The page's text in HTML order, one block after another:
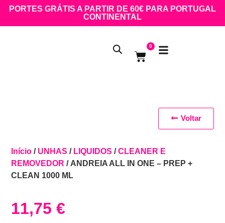
PORTES GRÁTIS A PARTIR DE 60€ PARA PORTUGAL
CONTINENTAL
0
Início / UNHAS / LIQUIDOS /CLEANER E
REMOVEDOR / ANDREIA ALL IN ONE – PREP +
CLEAN 1000 ML
11,75€
Voltar